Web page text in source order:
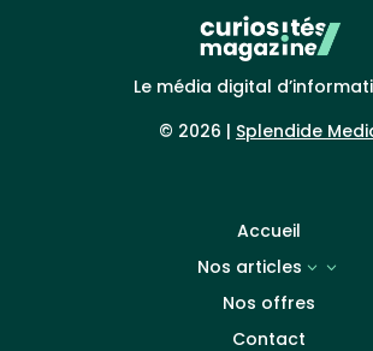
Le média digital
© 2026 | Splendide
Accueil
Nos articles
3
Nos offres
Contact